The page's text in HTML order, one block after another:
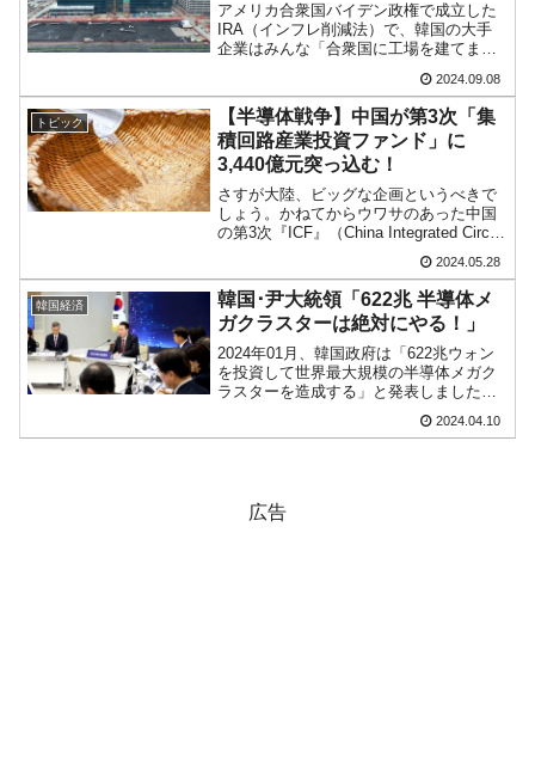
アメリカ合衆国バイデン政権で成立した
IRA（インフレ削減法）で、韓国の大手
企業はみんな「合衆国に工場を建てま
にならないように、補助金をガッツリも
らえるように――です。しかし、先にご
紹介したとおり、『現代自...
2024.09.08
トピック
【半導体戦争】中国が第3次「集
積回路産業投資ファンド」に
3,440億元突っ込む！
さすが大陸、ビッグな企画というべきで
しょう。かねてからウワサのあった中国
の第3次『ICF』（China Integrated Circuit
回路産業投資ファンド）が2024年...2024.05.28
韓国経済
韓国･尹大統領「622兆 半導体メ
ガクラスターは絶対にやる！」
2024年01月、韓国政府は「622兆ウォン
を投資して世界最大規模の半導体メガク
ラスターを造成する」と発表しました。
間企業で、そもそもどこから必要な水を
2024.04.10
広告